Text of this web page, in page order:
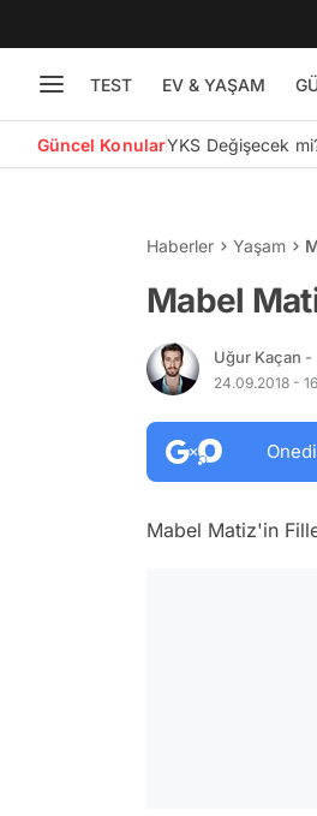
TEST EV & YAŞAM
Güncel KonularYKS Değişecek
Haberler Yaşam
Mabel
Uğur Kaçan -
24.09.2018 -
Mabel Matiz'in